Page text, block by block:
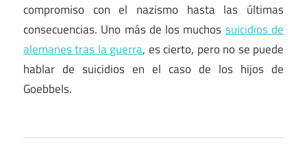
compromiso con el nazismo hasta las últimas
consecuencias. Uno más de los muchossuicidios de
alemanes tras la guerra, es cierto, pero no se puede
hablar de suicidios en el caso de los hijos de
Goebbels.